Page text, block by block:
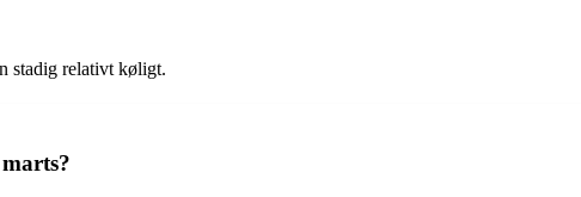
stadig relativt køligt.